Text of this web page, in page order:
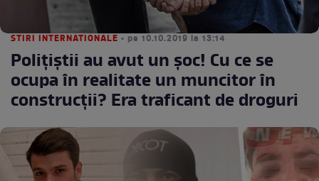
STIRI INTERNATIONALE • pe 10.10.2019 la 13:14
Poliţiştii au avut un şoc! Cu ce se
ocupa în realitate un muncitor în
construcţii? Era traficant de droguri